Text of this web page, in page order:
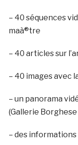
– 40 séquences
maà®tre
– 40 articles sur
– 40 images avec
– un panorama
(Gallerie Borghese
– des